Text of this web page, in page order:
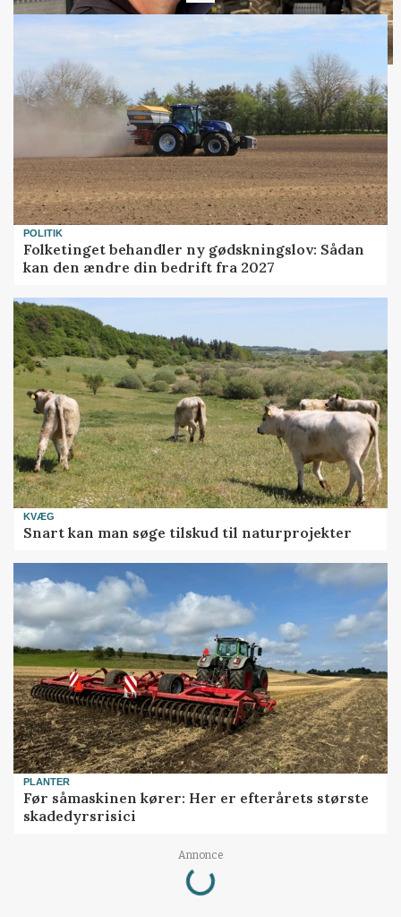
POLITIK
Folketinget behandler ny gødskningslov: Sådan
kan den ændre din bedrift fra 2027
KVÆG
Snart kan man søge tilskud til naturprojekter
PLANTER
Før såmaskinen kører: Her er efterårets største
skadedyrsrisici
Annonce
Loading...